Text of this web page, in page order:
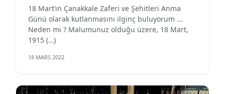
18 Mart’ın Çanakkale Zaferi ve Şehitleri Anma
Günü olarak kutlanmasını ilginç buluyorum ...
Neden mi ? Malumunuz olduğu üzere, 18 Mart,
1915 (…)
18 MARS 2022